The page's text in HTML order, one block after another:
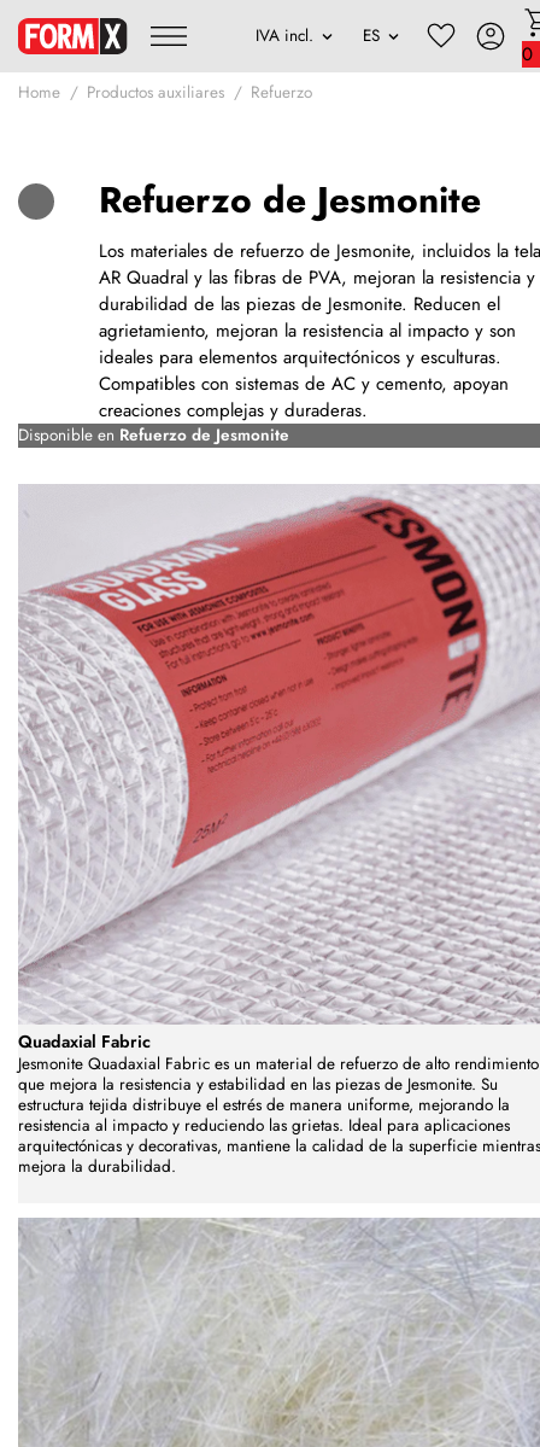
0
Home Productos auxiliares Refuerzo
Refuerzo de Jesmonite
Los materiales de refuerzo de Jesmonite, incluidos la
AR Quadral y las fibras de PVA, mejoran la resistencia y
durabilidad de las piezas de Jesmonite. Reducen el
agrietamiento, mejoran la resistencia al impacto y son
ideales para elementos arquitectónicos y esculturas.
Compatibles con sistemas de AC y cemento, apoyan
creaciones complejas y duraderas.
Disponible en Refuerzo de Jesmonite
Quadaxial Fabric
Jesmonite Quadaxial Fabric es un material de refuerzo de alto rendimiento
que mejora la resistencia y estabilidad en las piezas de Jesmonite. Su
estructura tejida distribuye el estrés de manera uniforme, mejorando la
resistencia al impacto y reduciendo las grietas. Ideal para aplicaciones
arquitectónicas y decorativas, mantiene la calidad de la superficie mientras
mejora la durabilidad.